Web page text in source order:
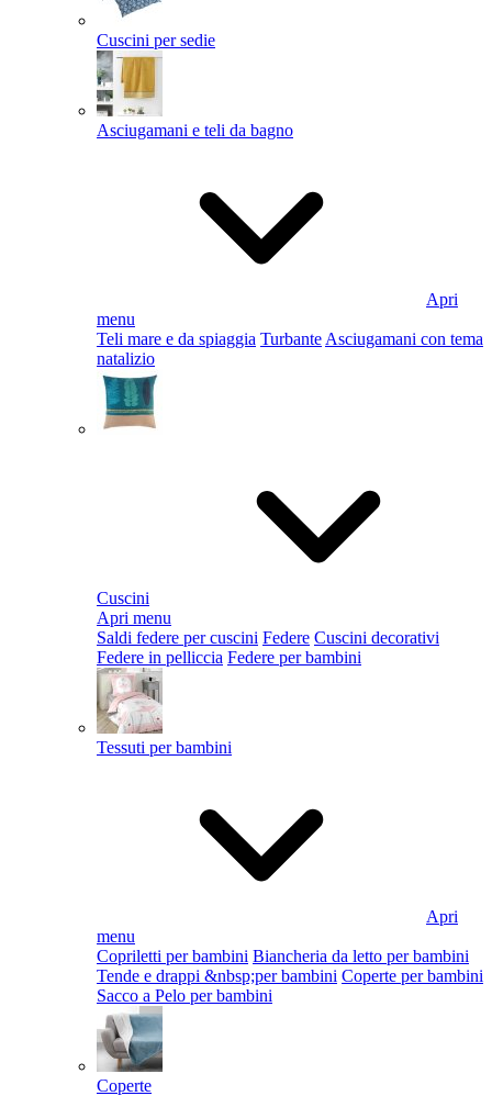
Cuscini per sedie
Asciugamani e teli da bagno
Apri
menu
Teli mare e da spiaggia Turbante Asciugamani con tema
natalizio
Cuscini
Apri menu
Saldi federe per cuscini Federe Cuscini decorativi
Federe in pelliccia Federe per bambini
Tessuti per bambini
Apri
menu
Copriletti per bambini Biancheria da letto per bambini
Tende e drappi &nbsp;per bambini Coperte per bambini
Sacco a Pelo per bambini
Coperte